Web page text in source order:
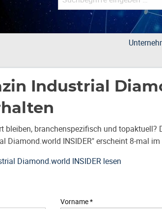
Industrial
branchenspezifisch und topaktuell?
Diamond.world INSIDER" erscheint 8-mal
Diamond.world INSIDER lesen
Vorname*